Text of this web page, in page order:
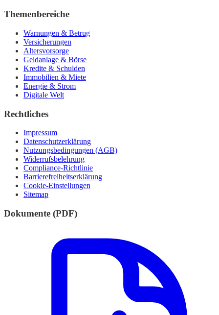
Themenbereiche
Warnungen & Betrug
Versicherungen
Altersvorsorge
Geldanlage & Börse
Kredite & Schulden
Immobilien & Miete
Energie & Strom
Digitale Welt
Rechtliches
Impressum
Datenschutzerklärung
Nutzungsbedingungen (AGB)
Widerrufsbelehrung
Compliance-Richtlinie
Barrierefreiheitserklärung
Cookie-Einstellungen
Sitemap
Dokumente (PDF)